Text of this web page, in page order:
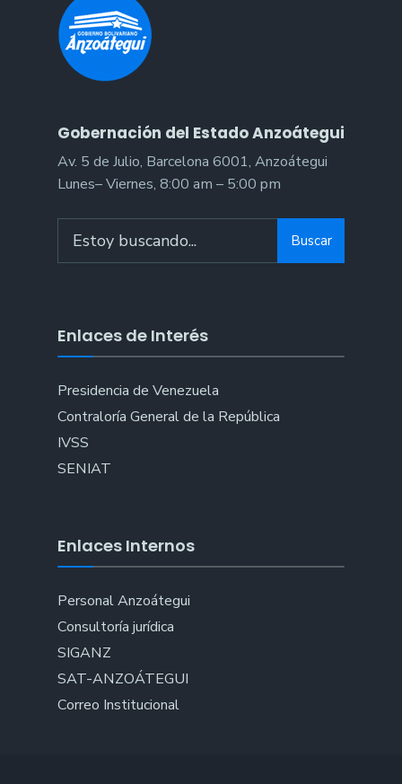
Gobernación del Estado Anzoátegui
Av. 5 de Julio, Barcelona 6001, Anzoátegui
Lunes– Viernes, 8:00 am – 5:00 pm
Buscar
Enlaces de Interés
Presidencia de Venezuela
Contraloría General de la República
IVSS
SENIAT
Enlaces Internos
Personal Anzoátegui
Consultoría jurídica
SIGANZ
SAT-ANZOÁTEGUI
Correo Institucional